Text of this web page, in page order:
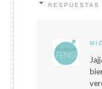
RESPUESTAS